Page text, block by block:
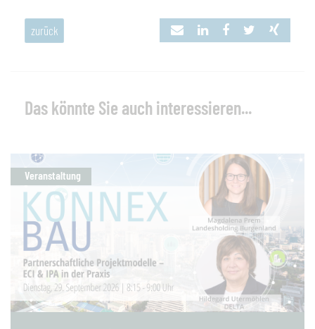
zurück
Das könnte Sie auch interessieren...
Veranstaltung